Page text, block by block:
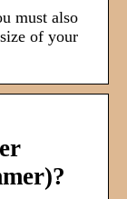
must also
of your